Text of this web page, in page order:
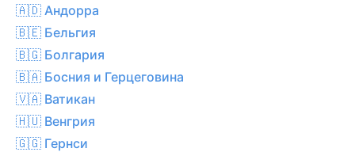
🇦🇩 Андорра
🇧🇪 Бельгия
🇧🇬 Болгария
🇧🇦 Босния и Герцеговина
🇻🇦 Ватикан
🇭🇺 Венгрия
🇬🇬 Гернси